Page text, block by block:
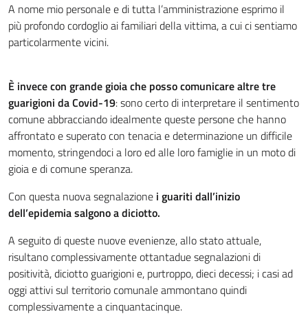
A nome mio personale e di tutta l’amministrazione esprimo il
più profondo cordoglio ai familiari della vittima, a cui ci sentiamo
particolarmente vicini.
È invece con grande gioia che posso comunicare altre tre
guarigioni da Covid-19: sono certo di interpretare il sentimento
comune abbracciando idealmente queste persone che hanno
affrontato e superato con tenacia e determinazione un difficile
momento, stringendoci a loro ed alle loro famiglie in un moto di
gioia e di comune speranza.
Con questa nuova segnalazione i guariti dall’inizio
dell’epidemia salgono a diciotto.
A seguito di queste nuove evenienze, allo stato attuale,
risultano complessivamente ottantadue segnalazioni di
positività, diciotto guarigioni e, purtroppo, dieci decessi; i casi ad
oggi attivi sul territorio comunale ammontano quindi
complessivamente a cinquantacinque.